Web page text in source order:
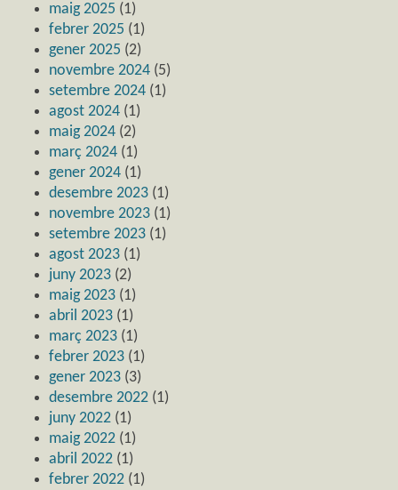
maig 2025 (1)
febrer 2025 (1)
gener 2025 (2)
novembre 2024 (5)
setembre 2024 (1)
agost 2024 (1)
maig 2024 (2)
març 2024 (1)
gener 2024 (1)
desembre 2023 (1)
novembre 2023 (1)
setembre 2023 (1)
agost 2023 (1)
juny 2023 (2)
maig 2023 (1)
abril 2023 (1)
març 2023 (1)
febrer 2023 (1)
gener 2023 (3)
desembre 2022 (1)
juny 2022 (1)
maig 2022 (1)
abril 2022 (1)
febrer 2022 (1)